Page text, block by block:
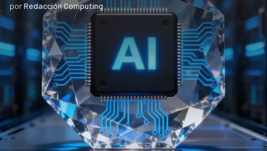
porRedacción Computing